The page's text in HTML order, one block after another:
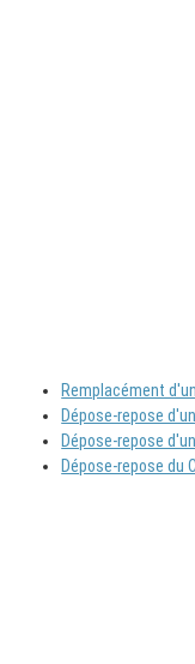
Remplacément
Dépose-repose
Dépose-repose
Dépose-repose du